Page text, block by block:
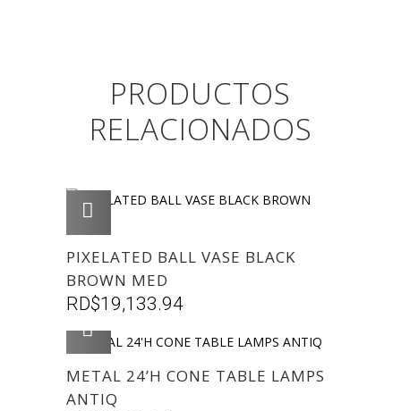
PRODUCTOS
RELACIONADOS
PIXELATED BALL VASE BLACK
BROWN MED
RD$19,133.94
METAL 24’H CONE TABLE LAMPS
ANTIQ